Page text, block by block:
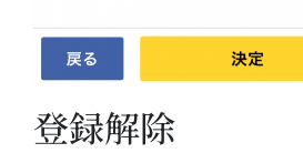
登録解除